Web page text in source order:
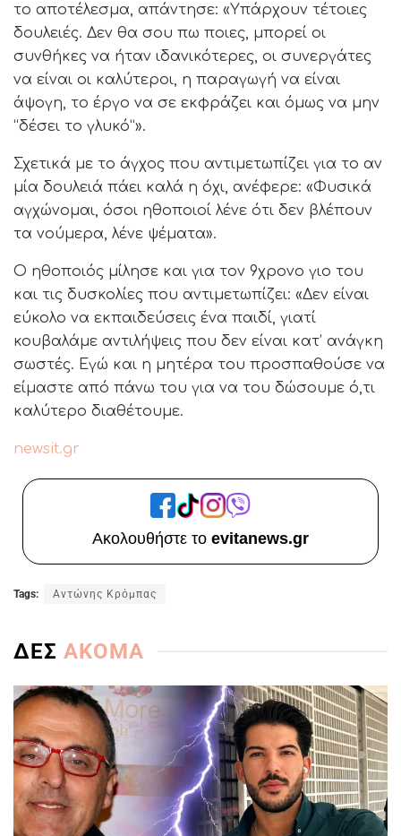
το αποτέλεσμα, απάντησε: «Υπάρχουν τέτοιες
δουλειές. Δεν θα σου πω ποιες, μπορεί οι
συνθήκες να ήταν ιδανικότερες, οι συνεργάτες
να είναι οι καλύτεροι, η παραγωγή να είναι
άψογη, το έργο να σε εκφράζει και όμως να μην
“δέσει το γλυκό”».
Σχετικά με το άγχος που αντιμετωπίζει για το αν
μία δουλειά πάει καλά η όχι, ανέφερε: «Φυσικά
αγχώνομαι, όσοι ηθοποιοί λένε ότι δεν βλέπουν
τα νούμερα, λένε ψέματα».
Ο ηθοποιός μίλησε και για τον 9χρονο γιο του
και τις δυσκολίες που αντιμετωπίζει: «Δεν είναι
εύκολο να εκπαιδεύσεις ένα παιδί, γιατί
κουβαλάμε αντιλήψεις που δεν είναι κατ’ ανάγκη
σωστές. Εγώ και η μητέρα του προσπαθούσε να
είμαστε από πάνω του για να του δώσουμε ό,τι
καλύτερο διαθέτουμε.
newsit.gr
Ακολουθήστε το evitanews.gr
Tags: Αντώνης Κρόμπας
ΔΕΣ ΑΚΟΜΑ